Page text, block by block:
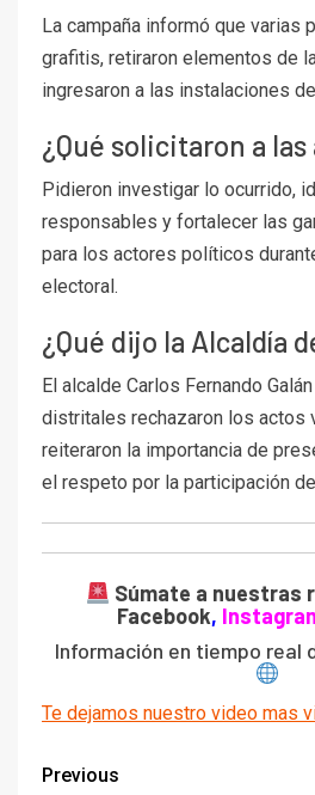
La campaña informó que varias
grafitis, retiraron elementos de
ingresaron a las instalaciones
¿Qué solicitaron a
Pidieron investigar lo ocurrido,
responsables y fortalecer las
para los actores políticos
electoral.
¿Qué dijo la Alcaldía
El alcalde Carlos Fernando
distritales rechazaron los actos
reiteraron la importancia de
el respeto por la participación
Súmate a nuestras
Facebook,
Información en tiempo real
Te dejamos nuestro video mas
Previous